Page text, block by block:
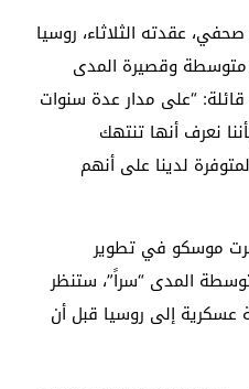
عقدته الثلاثاء، روسيا
متوسطة وقصيرة المدى
“على مدار عدة سنوات
نعرف أنها تنتهك
لدينا على أنهم
موسكو في تطوير
المدى “سراً”، ستنظر
إلى روسيا قبل أن